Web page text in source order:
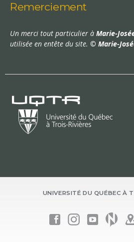
Remerciement
Un merci tout particulier à Marie-
utilisée en entête du site. © Marie-
UNIVERSITÉ DU QUÉBEC À